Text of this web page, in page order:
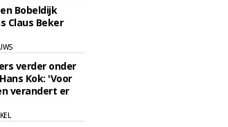
Bobeldijk
Claus Beker
verder onder
Kok: 'Voor
verandert er